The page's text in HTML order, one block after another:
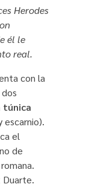
Herodes
él le
real.
con la
túnica
el
de
Duarte.